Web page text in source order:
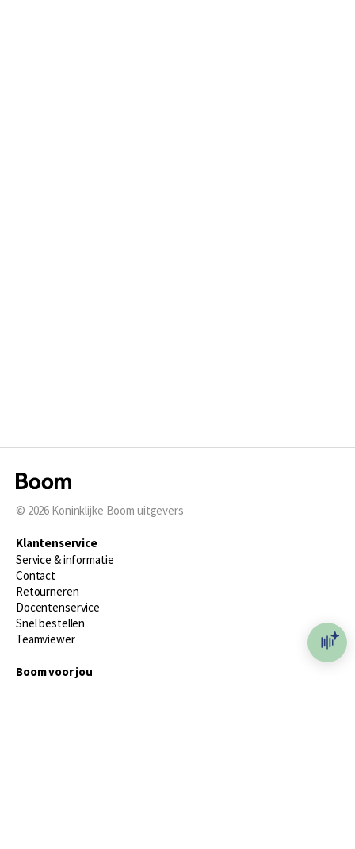
© 2026 Koninklijke Boom uitgevers
Klantenservice
Service & informatie
Contact
Retourneren
Docentenservice
Snel bestellen
Teamviewer
Boom voor jou